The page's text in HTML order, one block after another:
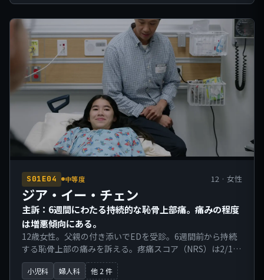
S01E04 中等度 12 · 女性
ジア・イー・チェン
主訴：6週間にわたる持続的な恥骨上部痛。痛みの程度
は増悪傾向にある。
12歳女性。父親の付き添いでEDを受診。6週間前から持続
する恥骨上部の痛みを訴える。疼痛スコア（NRS）は2/10
から7/10へと徐々に増悪している。二次性徴（乳房の発
育、骨盤の拡大）は認められるが、原発性無月経である。
小児科 婦人科 他 2 件